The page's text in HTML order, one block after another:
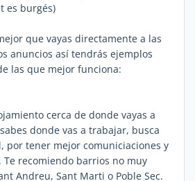
es burgés)
que vayas directamente a las
anuncios así tendrás ejemplos
las que mejor funciona:
cerca de donde vayas a
donde vas a trabajar, busca
por tener mejor comuniciaciones y
recomiendo barrios no muy
Andreu, Sant Marti o Poble Sec.